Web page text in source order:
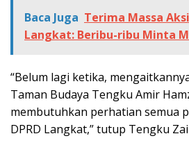
Baca Juga Terima Massa
Langkat: Beribu-ribu Minta
“Belum lagi ketika,
Taman Budaya Tengku Amir
membutuhkan perhatian semua
DPRD Langkat,” tutup Tengku